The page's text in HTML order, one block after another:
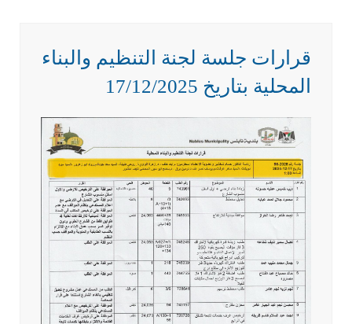
قرارات جلسة لجنة التنظيم والبناء
المحلية بتاريخ 17/12/2025